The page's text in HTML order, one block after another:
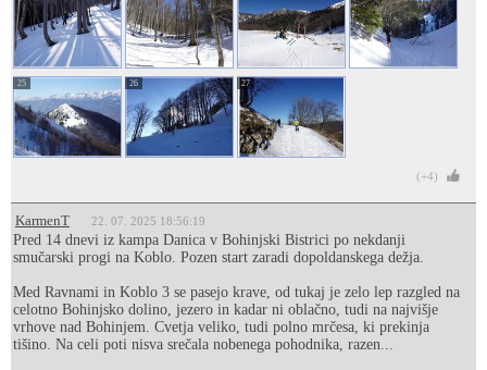
25 26 27
(+4)
KarmenT 22. 07. 2025 18:56:19
Pred 14 dnevi iz kampa Danica v Bohinjski Bistrici po nekdanji
smučarski progi na Koblo. Pozen start zaradi dopoldanskega dežja.
Med Ravnami in Koblo 3 se pasejo krave, od tukaj je zelo lep razgled na
celotno Bohinjsko dolino, jezero in kadar ni oblačno, tudi na najvišje
vrhove nad Bohinjem. Cvetja veliko, tudi polno mrčesa, ki prekinja
tišino. Na celi poti nisva srečala nobenega pohodnika, razen...